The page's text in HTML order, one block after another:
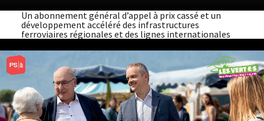
Un abonnement général d’appel à prix cassé et un
développement accéléré des infrastructures
ferroviaires régionales et des lignes internationales